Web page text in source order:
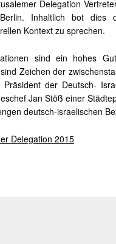
Delegation
Inhaltlich bot dies
Kontext zu sprechen.
sind ein hohes
Zeichen der
der Deutsch-
Jan Stöß einer
deutsch-israelischen